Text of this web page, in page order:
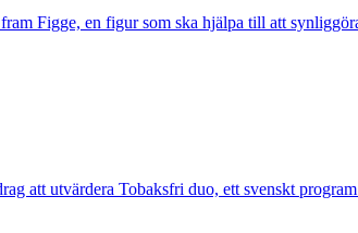
Figge, en figur som ska hjälpa till att
att utvärdera Tobaksfri duo, ett svenskt